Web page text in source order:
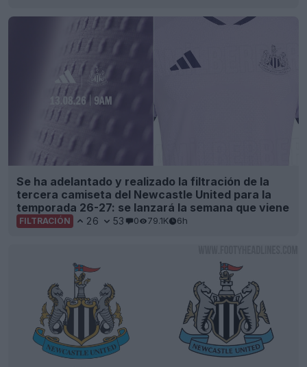
Se ha adelantado y realizado la filtración de la
tercera camiseta del Newcastle United para la
temporada 26-27: se lanzará la semana que viene
FILTRACIÓN 26 53 0 79.1K 6h